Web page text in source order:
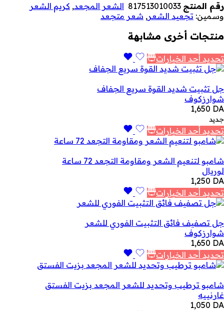
رقم المنتج 817513010033 الشعر المجعد, كريم الشعر
وسمين: تجعيد الشعر , شعر متجعد
منتجات أخرى مشابهة
تحديد أحد الخيارات
جل تثبيت شديد القوة سريع الجفاف
شوارزكوف
1,650 DA
جديد
تحديد أحد الخيارات
شامبو لتنعيم الشعر ومقاومة التجعد 72 ساعة
لوريال
1,250 DA
تحديد أحد الخيارات
جل تصفيف فائق التثبيت الفوري للشعر
شوارزكوف
1,650 DA
تحديد أحد الخيارات
شامبو ترطيب وتحديد للشعر المجعد بزيت الفستق
غارنييه
1,050 DA